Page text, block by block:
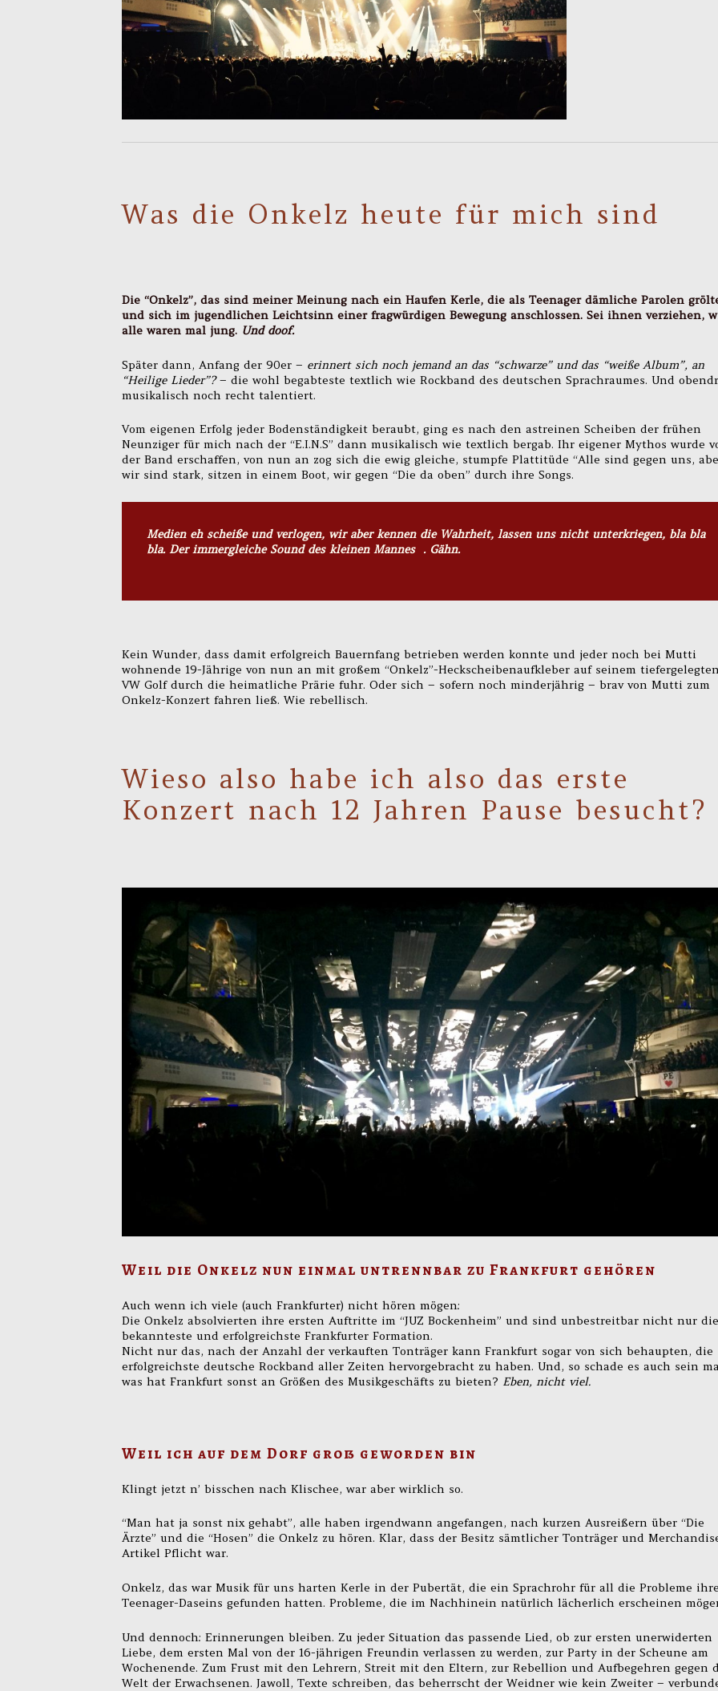
Was die Onkelz heute für mich sind
Die “Onkelz”, das sind meiner Meinung nach ein Haufen Kerle, die als Teenager dämliche Parolen
und sich im jugendlichen Leichtsinn einer fragwürdigen Bewegung anschlossen. Sei ihnen verziehen,
alle waren mal jung. Und doof.
Später dann, Anfang der 90er – erinnert sich noch jemand an das “schwarze” und das “weiße Album”, an
“Heilige Lieder”?– die wohl begabteste textlich wie Rockband des deutschen Sprachraumes. Und
musikalisch noch recht talentiert.
Vom eigenen Erfolg jeder Bodenständigkeit beraubt, ging es nach den astreinen Scheiben der frühen
Neunziger für mich nach der “E.I.N.S” dann musikalisch wie textlich bergab. Ihr eigener Mythos wurde
der Band erschaffen, von nun an zog sich die ewig gleiche, stumpfe Plattitüde “Alle sind gegen uns,
wir sind stark, sitzen in einem Boot, wir gegen “Die da oben” durch ihre Songs.
Medien eh scheiße und verlogen, wir aber kennen die Wahrheit, lassen uns nicht unterkriegen, bla bla
bla. Der immergleiche Sound des kleinen Mannes . Gähn.
Kein Wunder, dass damit erfolgreich Bauernfang betrieben werden konnte und jeder noch bei Mutti
wohnende 19-Jährige von nun an mit großem “Onkelz”-Heckscheibenaufkleber auf seinem
VW Golf durch die heimatliche Prärie fuhr. Oder sich – sofern noch minderjährig – brav von Mutti zum
Onkelz-Konzert fahren ließ. Wie rebellisch.
Wieso also habe ich also das erste
Konzert nach 12 Jahren Pause besucht?
Weil die Onkelz nun einmal untrennbar zu Frankfurt gehören
Auch wenn ich viele (auch Frankfurter) nicht hören mögen:
Die Onkelz absolvierten ihre ersten Auftritte im “JUZ Bockenheim” und sind unbestreitbar nicht nur die
bekannteste und erfolgreichste Frankfurter Formation.
Nicht nur das, nach der Anzahl der verkauften Tonträger kann Frankfurt sogar von sich behaupten, die
erfolgreichste deutsche Rockband aller Zeiten hervorgebracht zu haben. Und, so schade es auch sein
was hat Frankfurt sonst an Größen des Musikgeschäfts zu bieten? Eben, nicht viel.
Weil ich auf dem Dorf groß geworden bin
Klingt jetzt n’ bisschen nach Klischee, war aber wirklich so.
“Man hat ja sonst nix gehabt”, alle haben irgendwann angefangen, nach kurzen Ausreißern über “Die
Ärzte” und die “Hosen” die Onkelz zu hören. Klar, dass der Besitz sämtlicher Tonträger und
Artikel Pflicht war.
Onkelz, das war Musik für uns harten Kerle in der Pubertät, die ein Sprachrohr für all die Probleme
Teenager-Daseins gefunden hatten. Probleme, die im Nachhinein natürlich lächerlich erscheinen
Und dennoch: Erinnerungen bleiben. Zu jeder Situation das passende Lied, ob zur ersten unerwiderten
Liebe, dem ersten Mal von der 16-jährigen Freundin verlassen zu werden, zur Party in der Scheune am
Wochenende. Zum Frust mit den Lehrern, Streit mit den Eltern, zur Rebellion und Aufbegehren gegen
Welt der Erwachsenen. Jawoll, Texte schreiben, das beherrscht der Weidner wie kein Zweiter –